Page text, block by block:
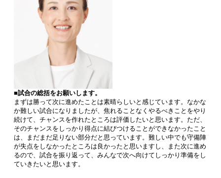
■試合の総括をお願いします。
まずは勝って次に進めたことは素晴らしいと感じています。なかな
か難しい試合になりましたが、焦れることなくやるべきことをやり
続けて、チャンスを作れたところは評価したいと思います。ただ、
そのチャンスをしっかり得点に結びつけることができなかったこと
は、まだまだ足りない部分だと思っています。難しい中でも守備陣
が失点をしなかったところは良かったと思いますし、また次に進め
るので、試合を振り返って、みんなで次へ向けてしっかり準備をし
ていきたいと思います。